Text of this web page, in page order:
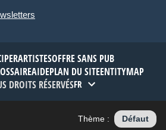
ARTISTESOFFRE SANS PUB
AIDEPLAN DU SITEENTITYMAP
DROITS RÉSERVÉSFR
Thème : Défaut